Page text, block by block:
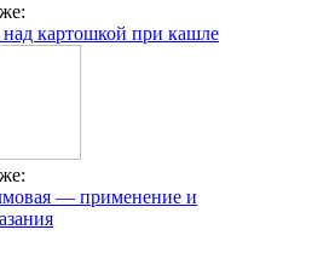
картошкой при кашле
— применение и